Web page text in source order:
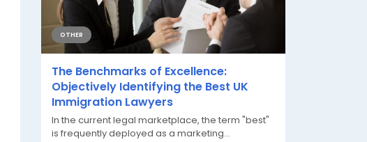
OTHER
The Benchmarks of Excellence:
Objectively Identifying the Best UK
Immigration Lawyers
In the current legal marketplace, the term "best"
is frequently deployed as a marketing...